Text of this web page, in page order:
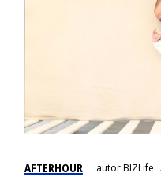
AFTERHOUR autorBIZLife